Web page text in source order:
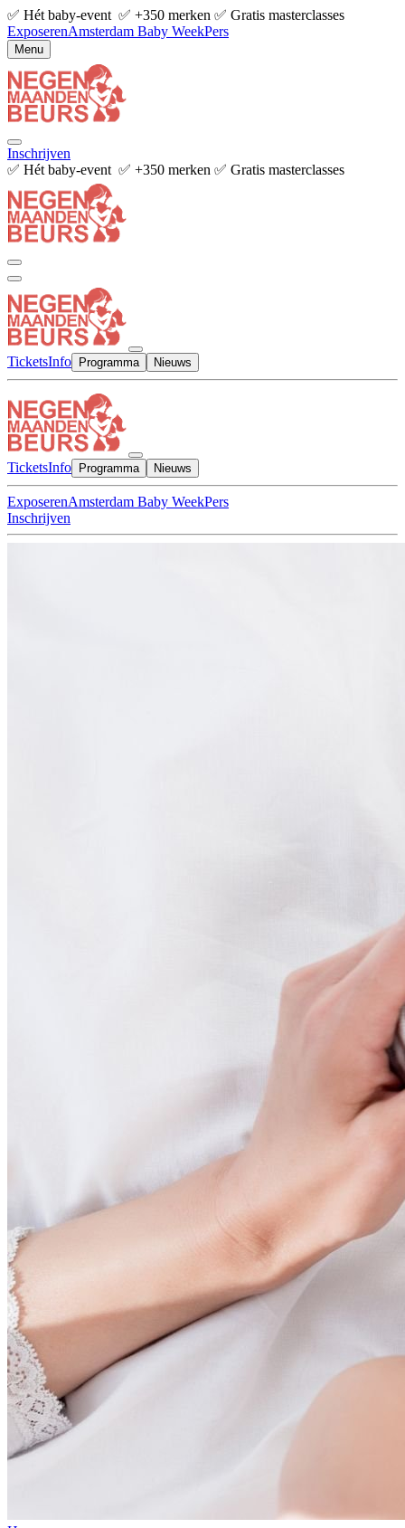
✅ Hét baby-event ✅ +350 merken ✅ Gratis masterclasses
ExposerenAmsterdam Baby WeekPers
Menu
Inschrijven
✅ Hét baby-event ✅ +350 merken ✅ Gratis masterclasses
TicketsInfo Programma Nieuws
TicketsInfo Programma Nieuws
ExposerenAmsterdam Baby WeekPers
Inschrijven